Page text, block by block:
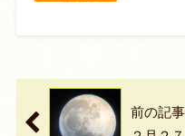
前の記事